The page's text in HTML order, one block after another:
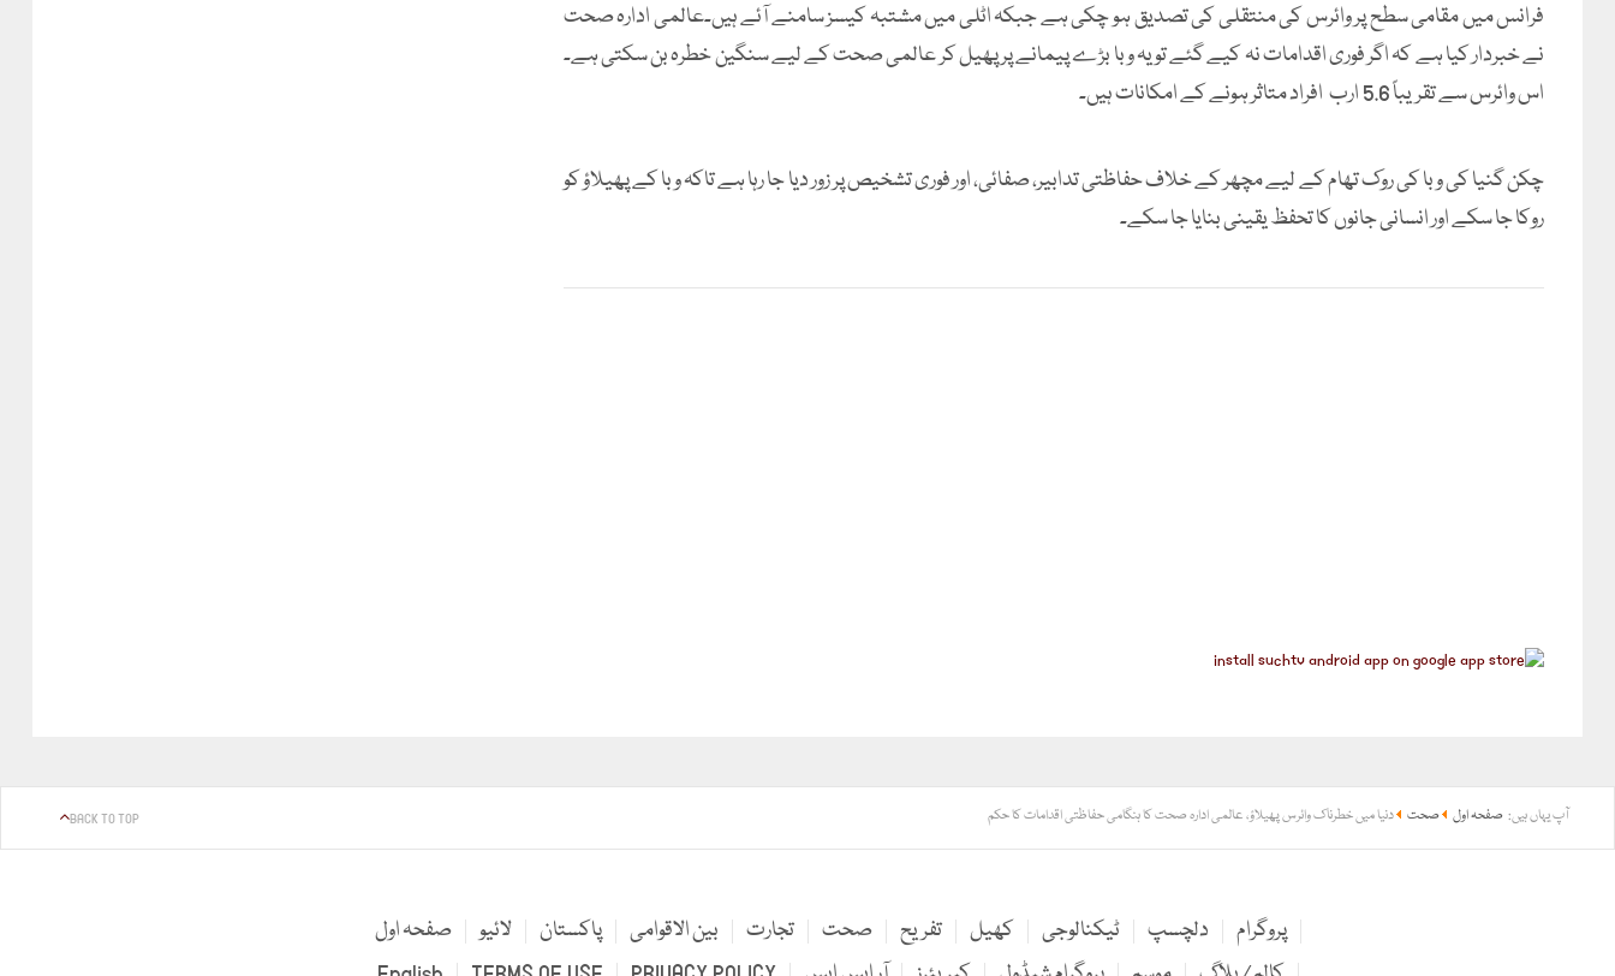
فرانس میں مقامی سطح پر وائرس کی منتقلی کی تصدیق ہو چکی ہے جبکہ اٹلی میں مشتبہ کیسز سامنے آئے ہیں۔عالمی ادارہ صحت
نے خبردار کیا ہے کہ اگر فوری اقدامات نہ کیے گئے تو یہ وبا بڑے پیمانے پر پھیل کر عالمی صحت کے لیے سنگین خطرہ بن سکتی ہے۔
اس وائرس سے تقریباً 5.6 ارب افراد متاثر ہونے کے امکانات ہیں۔
چکن گنیا کی وبا کی روک تھام کے لیے مچھر کے خلاف حفاظتی تدابیر، صفائی، اور فوری تشخیص پر زور دیا جا رہا ہے تاکہ وبا کے پھیلاؤ کو
روکا جا سکے اور انسانی جانوں کا تحفظ یقینی بنایا جا سکے۔
آپ یہاں ہیں: صفحہ اول صحت دنیا میں خطرناک وائرس پھیلاؤ، عالمی ادارہ صحت کا ہنگامی حفاظتی اقدامات کا حکم BACK TO TOP
صفحہ اول لائیو پاکستان بین الاقوامی تجارت صحت تفریح کھیل ٹیکنالوجی دلچسپ
پروگرام